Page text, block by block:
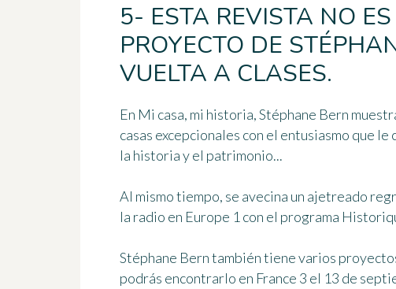
5- ESTA REVISTA NO
PROYECTO DE
VUELTA A CLASES.
En Mi casa, mi historia, Stéphane Bern
casas excepcionales con el entusiasmo que
la historia y el patrimonio...
Al mismo tiempo, se avecina un ajetreado
la radio en Europe 1 con el programa
Stéphane Bern también tiene varios
podrás encontrarlo en France 3 el 13 de